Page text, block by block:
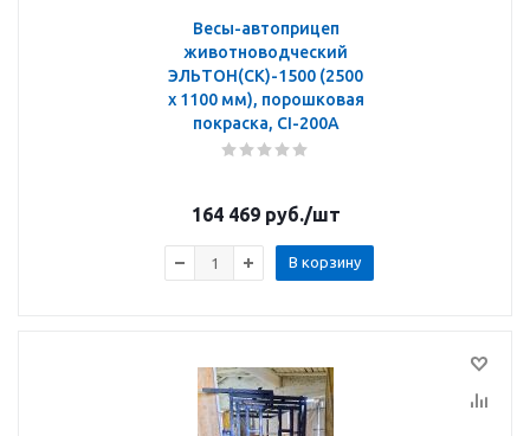
Весы-автоприцеп
животноводческий
ЭЛЬТОН(СК)-1500 (2500
х 1100 мм), порошковая
покраска, CI-200A
164 469руб./шт
В корзину